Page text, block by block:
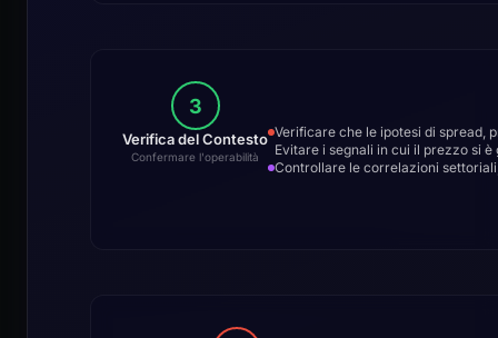
3
Verifica del Contesto
Confermare l'operabilità
Verificare che le ipotesi di spread,
Evitare i segnali in cui il prezzo si
Controllare le correlazioni